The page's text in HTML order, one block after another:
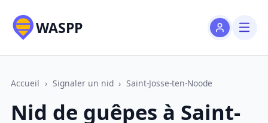
WASPP
Accueil › Signaler un nid › Saint-Josse-ten-Noode
Nid de guêpes à Saint-